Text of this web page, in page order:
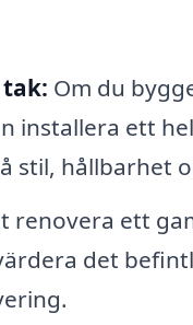
Om du
installera ett
stil, hållbarhet
renovera ett
det